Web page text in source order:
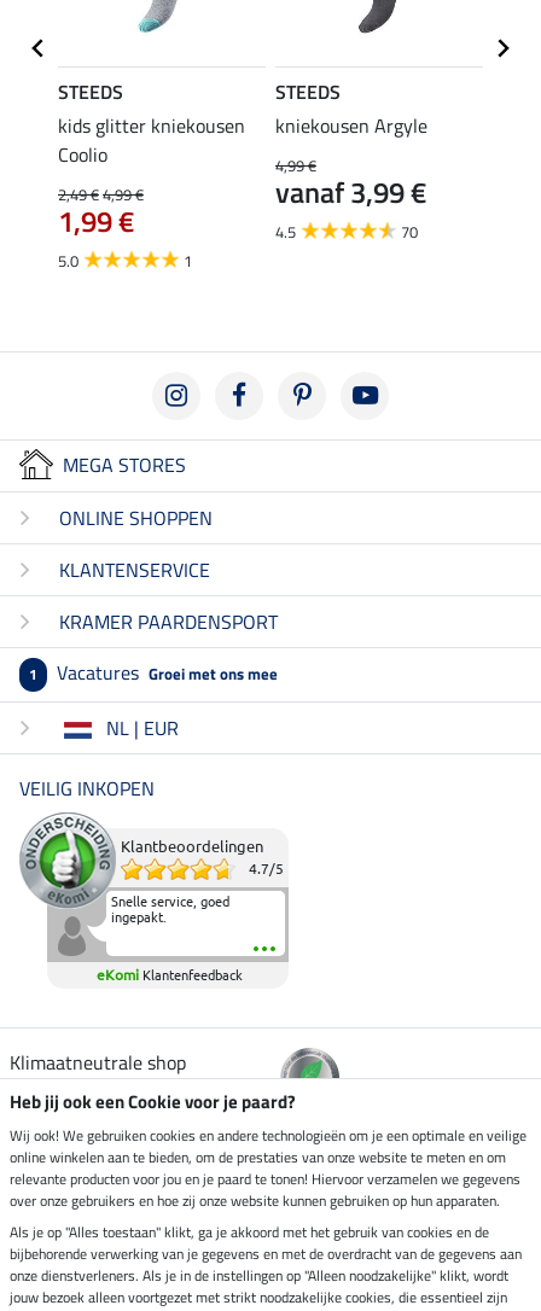
STEEDS
kids glitter kniekousen
Coolio
2,49 €4,99 €
1,99 €
5.0 1
STEEDS
kniekousen Argyle
4,99 €
vanaf 3,99 €
4.5 70
MEGA STORES
ONLINE SHOPPEN
KLANTENSERVICE
KRAMER PAARDENSPORT
1 Vacatures Groei met ons mee
NL | EUR
VEILIG INKOPEN
Klantbeoordelingen
4.7/5
Snelle service, goed
ingepakt.
eKomi Klantenfeedback
Klimaatneutrale shop
Verzending per
Veilig betalen met
Heb jij ook een Cookie voor je paard?
Wij ook! We gebruiken cookies en andere technologieën om je een optimale en veilige
online winkelen aan te bieden, om de prestaties van onze website te meten en om
relevante producten voor jou en je paard te tonen! Hiervoor verzamelen we gegevens
over onze gebruikers en hoe zij onze website kunnen gebruiken op hun apparaten.
Als je op "Alles toestaan" klikt, ga je akkoord met het gebruik van cookies en de
bijbehorende verwerking van je gegevens en met de overdracht van de gegevens aan
onze dienstverleners. Als je in de instellingen op "Alleen noodzakelijke" klikt, wordt
jouw bezoek alleen voortgezet met strikt noodzakelijke cookies, die essentieel zijn